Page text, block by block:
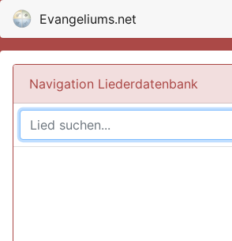
Evangeliums.net
Navigation Liederdatenbank